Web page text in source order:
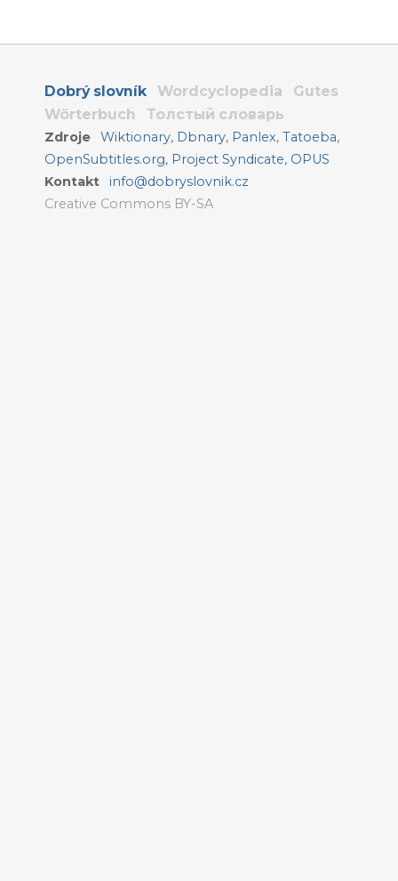
Dobrý slovník Wordcyclopedia
Gutes
Wörterbuch
Толстый словарь
Zdroje Wiktionary, Dbnary, Panlex,Tatoeba,
OpenSubtitles.org, Project Syndicate, OPUS
Kontakt
info@dobryslovnik.cz
Creative Commons BY-SA